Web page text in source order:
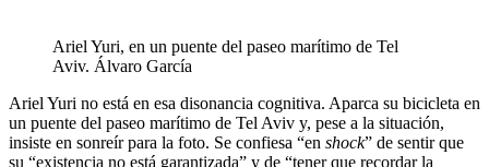
Ariel Yuri, en un puente del paseo marítimo de Tel
Aviv. Álvaro García
Ariel Yuri no está en esa disonancia cognitiva. Aparca su bicicleta en
un puente del paseo marítimo de Tel Aviv y, pese a la situación,
insiste en sonreír para la foto. Se confiesa “en shock” de sentir que
su “existencia no está garantizada” y de “tener que recordar la